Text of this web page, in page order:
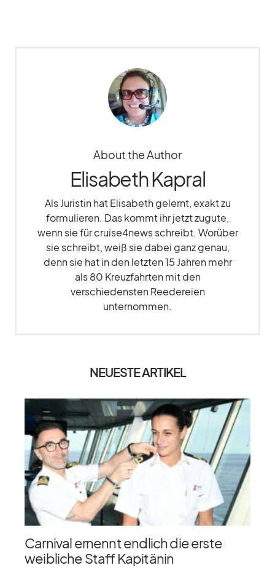
About the Author
Elisabeth Kapral
Als Juristin hat Elisabeth gelernt, exakt zu
formulieren. Das kommt ihr jetzt zugute,
wenn sie für cruise4news schreibt. Worüber
sie schreibt, weiß sie dabei ganz genau,
denn sie hat in den letzten 15 Jahren mehr
als 80 Kreuzfahrten mit den
verschiedensten Reedereien
unternommen.
NEUESTE ARTIKEL
Carnival ernennt endlich die erste
weibliche Staff Kapitänin